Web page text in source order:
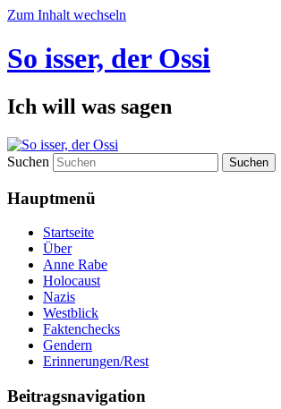
Zum Inhalt wechseln
So isser, der Ossi
Ich will was sagen
Suchen
Hauptmenü
Startseite
Über
Anne Rabe
Holocaust
Nazis
Westblick
Faktenchecks
Gendern
Erinnerungen/Rest
Beitragsnavigation